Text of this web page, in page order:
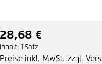
Regulärer Preis:
28,68 €
Inhalt: 1 Satz
Preise inkl. MwSt. zzgl.